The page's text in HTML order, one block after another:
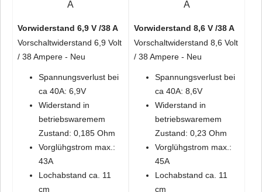
Vorwiderstand 6,9 V /38 A
Vorschaltwiderstand 6,9 Volt
/ 38 Ampere - Neu
Spannungsverlust bei
ca 40A: 6,9V
Widerstand in
betriebswaremem
Zustand: 0,185 Ohm
Vorglühgstrom max.:
43A
Lochabstand ca. 11
cm
Vorwiderstand 8,6 V /38 A
Vorschaltwiderstand 8,6 Volt
/ 38 Ampere - Neu
Spannungsverlust bei
ca 40A: 8,6V
Widerstand in
betriebswaremem
Zustand: 0,23 Ohm
Vorglühgstrom max.:
45A
Lochabstand ca. 11
cm